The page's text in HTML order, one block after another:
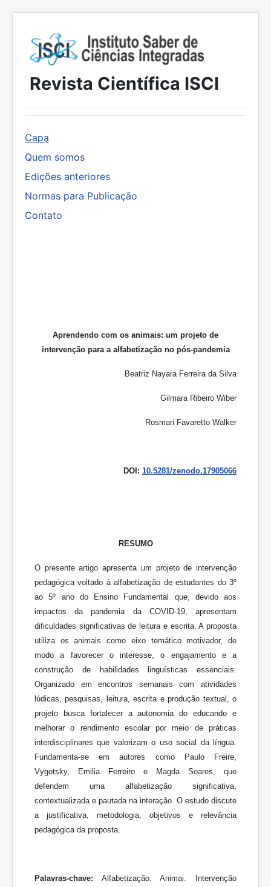
Revista Científica ISCI
Capa
Quem somos
Edições anteriores
Normas para Publicação
Contato
Aprendendo com os animais: um projeto de
intervenção para a alfabetização no pós-pandemia
Beatriz Nayara Ferreira da Silva
Gilmara Ribeiro Wiber
Rosmari Favaretto Walker
DOI: 10.5281/zenodo.17905066
RESUMO
O presente artigo apresenta um projeto de intervenção
pedagógica voltado à alfabetização de estudantes do 3º
ao 5º ano do Ensino Fundamental que, devido aos
impactos da pandemia da COVID-19, apresentam
dificuldades significativas de leitura e escrita. A proposta
utiliza os animais como eixo temático motivador, de
modo a favorecer o interesse, o engajamento e a
construção de habilidades linguísticas essenciais.
Organizado em encontros semanais com atividades
lúdicas, pesquisas, leitura, escrita e produção textual, o
projeto busca fortalecer a autonomia do educando e
melhorar o rendimento escolar por meio de práticas
interdisciplinares que valorizam o uso social da língua.
Fundamenta-se em autores como Paulo Freire,
Vygotsky, Emilia Ferreiro e Magda Soares, que
defendem uma alfabetização significativa,
contextualizada e pautada na interação. O estudo discute
a justificativa, metodologia, objetivos e relevância
pedagógica da proposta.
Palavras-chave: Alfabetização. Animai. Intervenção